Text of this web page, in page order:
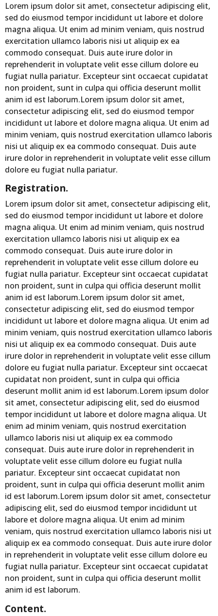
Lorem ipsum dolor sit amet, consectetur adipiscing elit,
sed do eiusmod tempor incididunt ut labore et dolore
magna aliqua. Ut enim ad minim veniam, quis nostrud
exercitation ullamco laboris nisi ut aliquip ex ea
commodo consequat. Duis aute irure dolor in
reprehenderit in voluptate velit esse cillum dolore eu
fugiat nulla pariatur. Excepteur sint occaecat cupidatat
non proident, sunt in culpa qui officia deserunt mollit
anim id est laborum.Lorem ipsum dolor sit amet,
consectetur adipiscing elit, sed do eiusmod tempor
incididunt ut labore et dolore magna aliqua. Ut enim ad
minim veniam, quis nostrud exercitation ullamco laboris
nisi ut aliquip ex ea commodo consequat. Duis aute
irure dolor in reprehenderit in voluptate velit esse cillum
dolore eu fugiat nulla pariatur.
Registration.
Lorem ipsum dolor sit amet, consectetur adipiscing elit,
sed do eiusmod tempor incididunt ut labore et dolore
magna aliqua. Ut enim ad minim veniam, quis nostrud
exercitation ullamco laboris nisi ut aliquip ex ea
commodo consequat. Duis aute irure dolor in
reprehenderit in voluptate velit esse cillum dolore eu
fugiat nulla pariatur. Excepteur sint occaecat cupidatat
non proident, sunt in culpa qui officia deserunt mollit
anim id est laborum.Lorem ipsum dolor sit amet,
consectetur adipiscing elit, sed do eiusmod tempor
incididunt ut labore et dolore magna aliqua. Ut enim ad
minim veniam, quis nostrud exercitation ullamco laboris
nisi ut aliquip ex ea commodo consequat. Duis aute
irure dolor in reprehenderit in voluptate velit esse cillum
dolore eu fugiat nulla pariatur. Excepteur sint occaecat
cupidatat non proident, sunt in culpa qui officia
deserunt mollit anim id est laborum.Lorem ipsum dolor
sit amet, consectetur adipiscing elit, sed do eiusmod
tempor incididunt ut labore et dolore magna aliqua. Ut
enim ad minim veniam, quis nostrud exercitation
ullamco laboris nisi ut aliquip ex ea commodo
consequat. Duis aute irure dolor in reprehenderit in
voluptate velit esse cillum dolore eu fugiat nulla
pariatur. Excepteur sint occaecat cupidatat non
proident, sunt in culpa qui officia deserunt mollit anim
id est laborum.Lorem ipsum dolor sit amet, consectetur
adipiscing elit, sed do eiusmod tempor incididunt ut
labore et dolore magna aliqua. Ut enim ad minim
veniam, quis nostrud exercitation ullamco laboris nisi ut
aliquip ex ea commodo consequat. Duis aute irure dolor
in reprehenderit in voluptate velit esse cillum dolore eu
fugiat nulla pariatur. Excepteur sint occaecat cupidatat
non proident, sunt in culpa qui officia deserunt mollit
anim id est laborum.
Content.